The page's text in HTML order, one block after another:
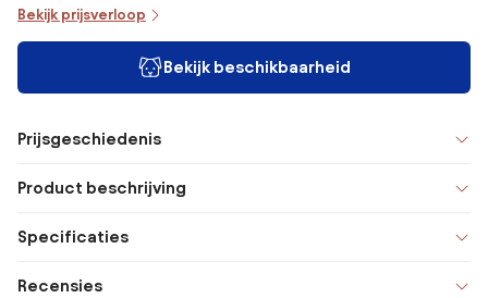
Bekijk prijsverloop
Bekijk beschikbaarheid
Prijsgeschiedenis
Product beschrijving
Specificaties
Recensies